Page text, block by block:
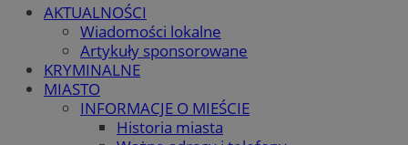
AKTUALNOŚCI
Wiadomości lokalne
Artykuły sponsorowane
KRYMINALNE
MIASTO
INFORMACJE O MIEŚCIE
Historia miasta